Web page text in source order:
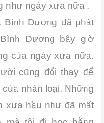
như ngày xưa nữa .
Bình Dương đã phát
Dương bây giờ
của ngày xưa nữa.
cũng đổi thay để
nhân loại. Những
xưa hầu như đã mất